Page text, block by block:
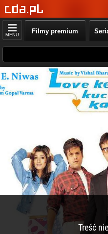
MENU Filmy premium
Treść